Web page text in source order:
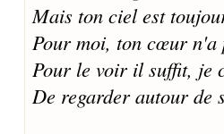
Mais ton ciel est
Pour moi, ton cœur n'a
Pour le voir il suffit, je
De regarder autour de